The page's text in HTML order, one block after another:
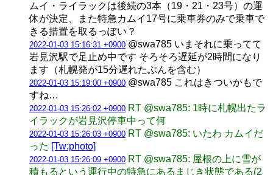
ムイ・ライラックは後続の3本（19・21・23号）の運
休が決定、また特急カムイ17号に乗車券のみで乗車で
きる措置を取るっぽい？
2022-01-03 15:16:31 +0900 @swa785 いまそれに乗ってて
岩見沢駅で足止め中です そろそろ遅延が2時間になり
ます（札幌発が15分遅れたぶんを含む）
2022-01-03 15:19:00 +0900 @swa785 これはきついかもで
すね…
2022-01-03 15:26:02 +0900 RT @swa785: 1時に札幌出たラ
イラックが岩見沢停車中って何
2022-01-03 15:26:03 +0900 RT @swa785: いたわ カムイだ
った [Tw:photo]
2022-01-03 15:26:09 +0900 RT @swa785: 屋根の上に雪が
積もるという運行中の特急にあるまじき状態である(2